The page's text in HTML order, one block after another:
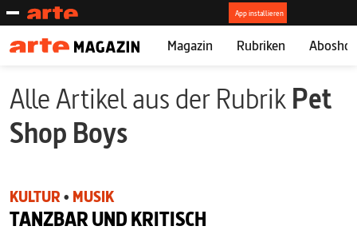
Magazin Rubriken
Alle Artikel aus der RubrikPet
Shop Boys
KULTUR • MUSIK
TANZBAR UND KRITISCH